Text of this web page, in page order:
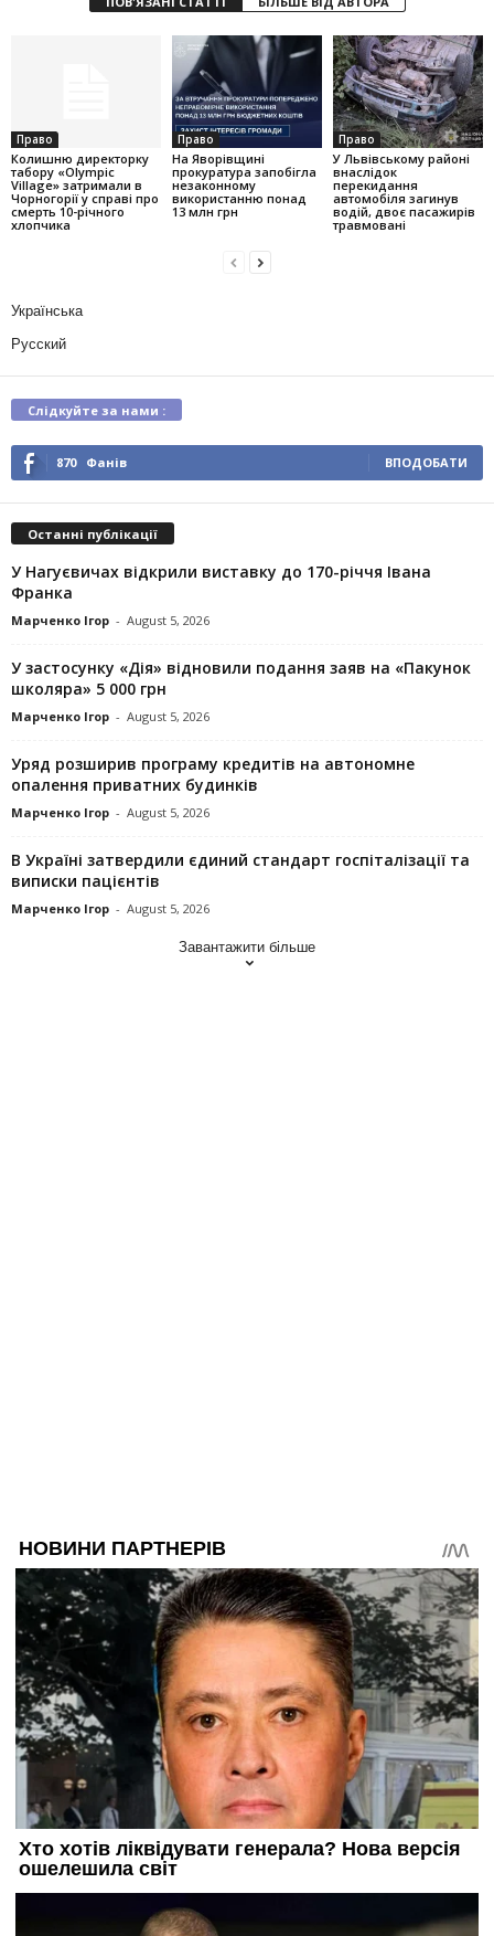
Право
Колишню директорку
табору «Olympic
Village» затримали в
Чорногорії у справі про
смерть 10-річного
хлопчика
Право
На Яворівщині
прокуратура запобігла
незаконному
використанню понад
13 млн грн
Право
У Львівському районі
внаслідок
перекидання
автомобіля загинув
водій, двоє пасажирів
травмовані
Українська
Русский
Слідкуйте за нами :
870 Фанів ВПОДОБАТИ
Останні публікації
У Нагуєвичах відкрили виставку до 170-річчя Івана
Франка
Марченко Ігор - August 5, 2026
У застосунку «Дія» відновили подання заяв на «Пакунок
школяра» 5 000 грн
Марченко Ігор - August 5, 2026
Уряд розширив програму кредитів на автономне
опалення приватних будинків
Марченко Ігор - August 5, 2026
В Україні затвердили єдиний стандарт госпіталізації та
виписки пацієнтів
Марченко Ігор - August 5, 2026
Завантажити більше